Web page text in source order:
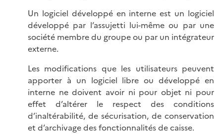
Un logiciel développé en interne est un logiciel
développé par l’assujetti lui-même ou par une
société membre du groupe ou par un intégrateur
externe.
Les modifications que les utilisateurs peuvent
apporter à un logiciel libre ou développé en
interne ne doivent avoir ni pour objet ni pour
effet d’altérer le respect des conditions
d’inaltérabilité, de sécurisation, de conservation
et d’archivage des fonctionnalités de caisse.